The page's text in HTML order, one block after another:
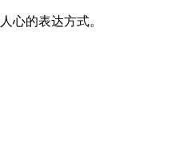
心的表达方式。